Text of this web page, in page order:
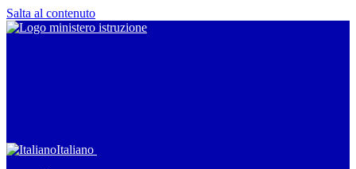
Salta al contenuto
Italiano